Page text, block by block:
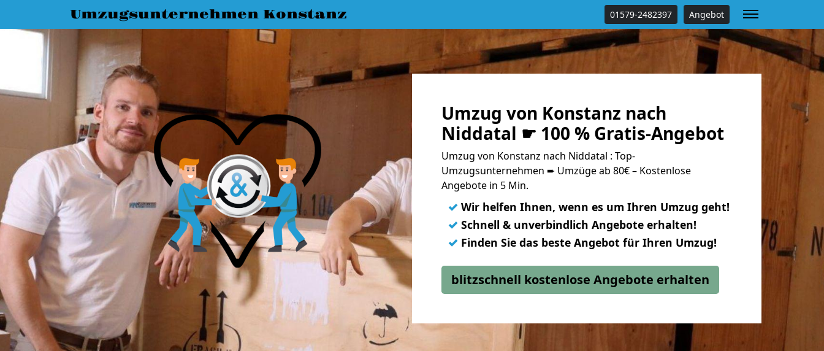
Umzugsunternehmen Konstanz 01579-2482397 Angebot
Umzug von Konstanz nach
Niddatal ☛ 100 % Gratis-Angebot
Umzug von Konstanz nach Niddatal : Top-
Umzugsunternehmen ➨ Umzüge ab 80€ – Kostenlose
Angebote in 5 Min.
✓ Wir helfen Ihnen, wenn es um Ihren Umzug geht!
✓ Schnell & unverbindlich Angebote erhalten!
✓ Finden Sie das beste Angebot für Ihren Umzug!
blitzschnell kostenlose Angebote erhalten